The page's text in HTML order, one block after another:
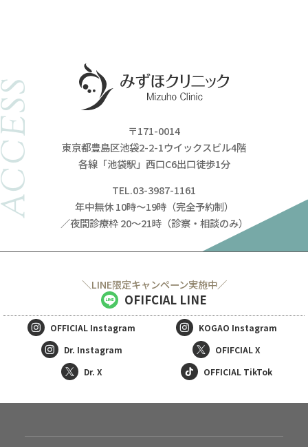
〒171-0014
東京都豊島区池袋2-2-1ウイックスビル4階
各線「池袋駅」西口C6出口徒歩1分
TEL.03-3987-1161
年中無休 10時～19時（完全予約制）
／夜間診療枠 20～21時（診察・相談のみ）
＼LINE限定キャンペーン実施中／
OFIFCIAL LINE
OFFICIAL Instagram KOGAO Instagram
Dr. Instagram
OFIFCIAL X
Dr. X
OFFICIAL TikTok